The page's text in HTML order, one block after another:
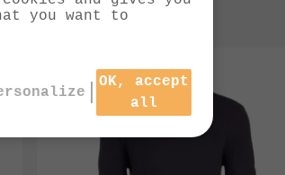
you want to
OK, accept
all